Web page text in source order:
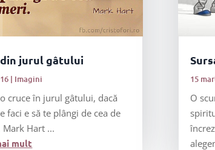
jurul gâtului
| Imagini
cruce în jurul gâtului, dacă
faci e să te plângi de cea de
Hart ...
mult
15
O